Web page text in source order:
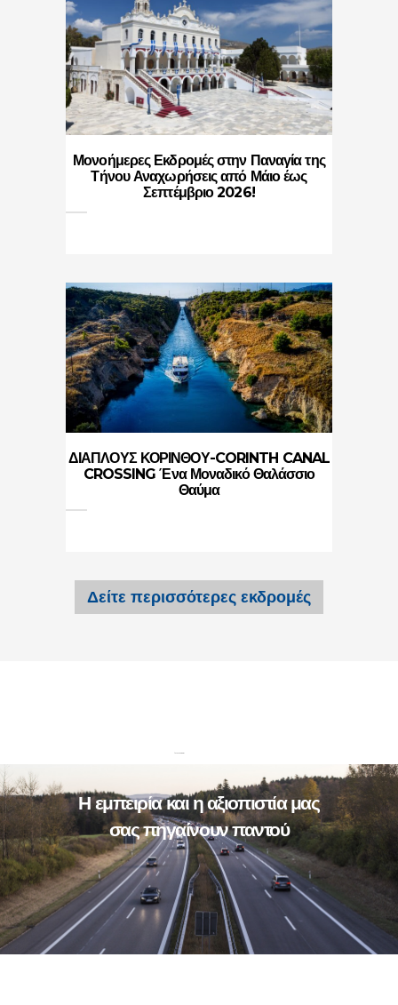
Μονοήμερες Εκδρομές στην Παναγία της
Τήνου Αναχωρήσεις από Μάιο έως
Σεπτέμβριο 2026!
ΔΙΑΠΛΟΥΣ ΚΟΡΙΝΘΟΥ-CORINTH CANAL
CROSSING Ένα Μοναδικό Θαλάσσιο
Θαύμα
Δείτε περισσότερες εκδρομές
focusonweb.gr
Η εμπειρία και η αξιοπιστία μας
σας πηγαίνουν παντού